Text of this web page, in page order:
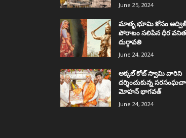
June 25, 2024
మాతృ భూమి కోసం
పోరాటం సలిపిన ధీర
దుర్గావతి
June 24, 2024
అక్కల్‌ కోట్‌ స్వామి వారిని
దర్శించుకున్న
మోహన్ భాగవత్
June 24, 2024